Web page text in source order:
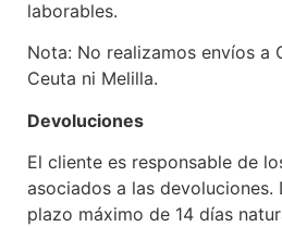
laborables.
Nota: No realizamos envíos a
Ceuta ni Melilla.
Devoluciones
El cliente es responsable de
asociados a las devoluciones.
plazo máximo de 14 días